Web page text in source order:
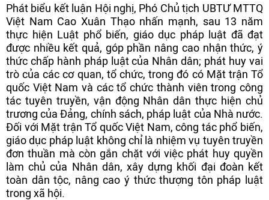
Phát biểu kết luận Hội nghị, Phó Chủ tịch UBTƯ MTTQ
Việt Nam Cao Xuân Thạo nhấn mạnh, sau 13 năm
thực hiện Luật phổ biến, giáo dục pháp luật đã đạt
được nhiều kết quả, góp phần nâng cao nhận thức, ý
thức chấp hành pháp luật của Nhân dân; phát huy vai
trò của các cơ quan, tổ chức, trong đó có Mặt trận Tổ
quốc Việt Nam và các tổ chức thành viên trong công
tác tuyên truyền, vận động Nhân dân thực hiện chủ
trương của Đảng, chính sách, pháp luật của Nhà nước.
Đối với Mặt trận Tổ quốc Việt Nam, công tác phổ biến,
giáo dục pháp luật không chỉ là nhiệm vụ tuyên truyền
đơn thuần mà còn gắn chặt với việc phát huy quyền
làm chủ của Nhân dân, xây dựng khối đại đoàn kết
toàn dân tộc, nâng cao ý thức thượng tôn pháp luật
trong xã hội.